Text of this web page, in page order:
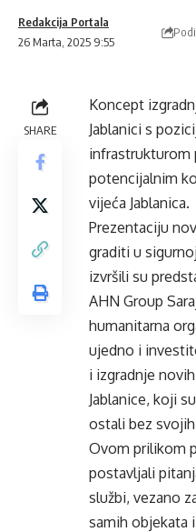
26 Marta, 2025 9:55
Redakcija Portala
SHARE
Koncept
Jablanici s
infrastrukturom
potencijalnim
vijeća Jablanica.
Prezentaciju
graditi u
izvršili su
AHN Group
humanitarna
ujedno i
i izgradnje
Jablanice, koji
ostali bez
Ovom prilikom
postavljali
službi, vezano
samih objekata